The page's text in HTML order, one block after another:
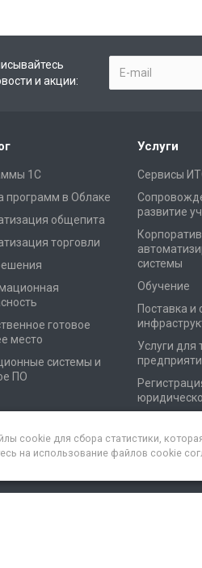
и акции:
1С
программ в Облаке
общепита
торговли
готовое
место
системы и
ПО
Услуги
Сервисы
развитие
системы
Обучение
Поставка
Услуги для
cookie для сбора статистики,
на использование файлов cookie